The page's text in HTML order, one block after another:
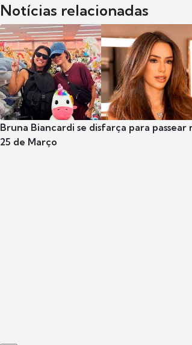
Notícias relacionadas
Bruna Biancardi se disfarça para passear
25 de Março